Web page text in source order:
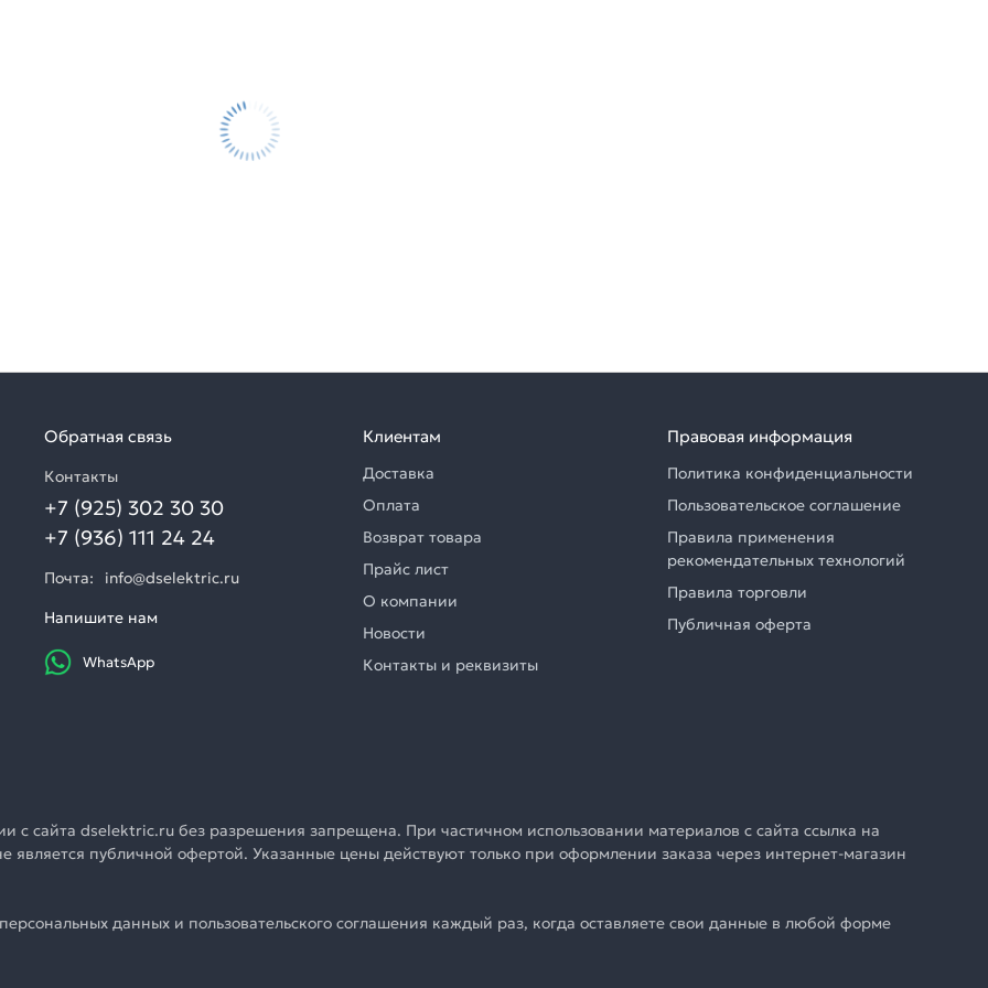
Обратная связь
Контакты
+7 (925) 302 30 30
+7 (936) 111 24 24
Почта:
info@dselektric.ru
Напишите нам
WhatsApp
Клиентам
Доставка
Оплата
Возврат товара
Прайс лист
О компании
Новости
Контакты и реквизиты
Правовая информация
Политика конфиденциальности
Пользовательское соглашение
Правила применения
рекомендательных технологий
Правила торговли
Публичная оферта
сайта dselektric.ru без разрешения запрещена. При частичном использовании материалов с сайта ссылка на
публичной офертой. Указанные цены действуют только при оформлении заказа через интернет-магазин
данных и пользовательского соглашения каждый раз, когда оставляете свои данные в любой форме